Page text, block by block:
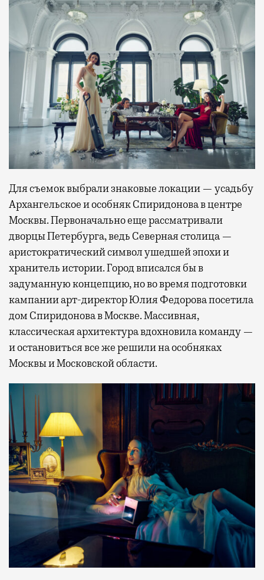
Для съемок выбрали знаковые локации — усадьбу
Архангельское и особняк Спиридонова в центре
Москвы. Первоначально еще рассматривали
дворцы Петербурга, ведь Северная столица —
аристократический символ ушедшей эпохи и
хранитель истории. Город вписался бы в
задуманную концепцию, но во время подготовки
кампании арт-директор Юлия Федорова посетила
дом Спиридонова в Москве. Массивная,
классическая архитектура вдохновила команду —
и остановиться все же решили на особняках
Москвы и Московской области.